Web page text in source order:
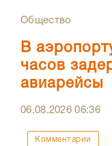
Общество
В
часов
авиарейсы
06.08.202606:36
Комментарии